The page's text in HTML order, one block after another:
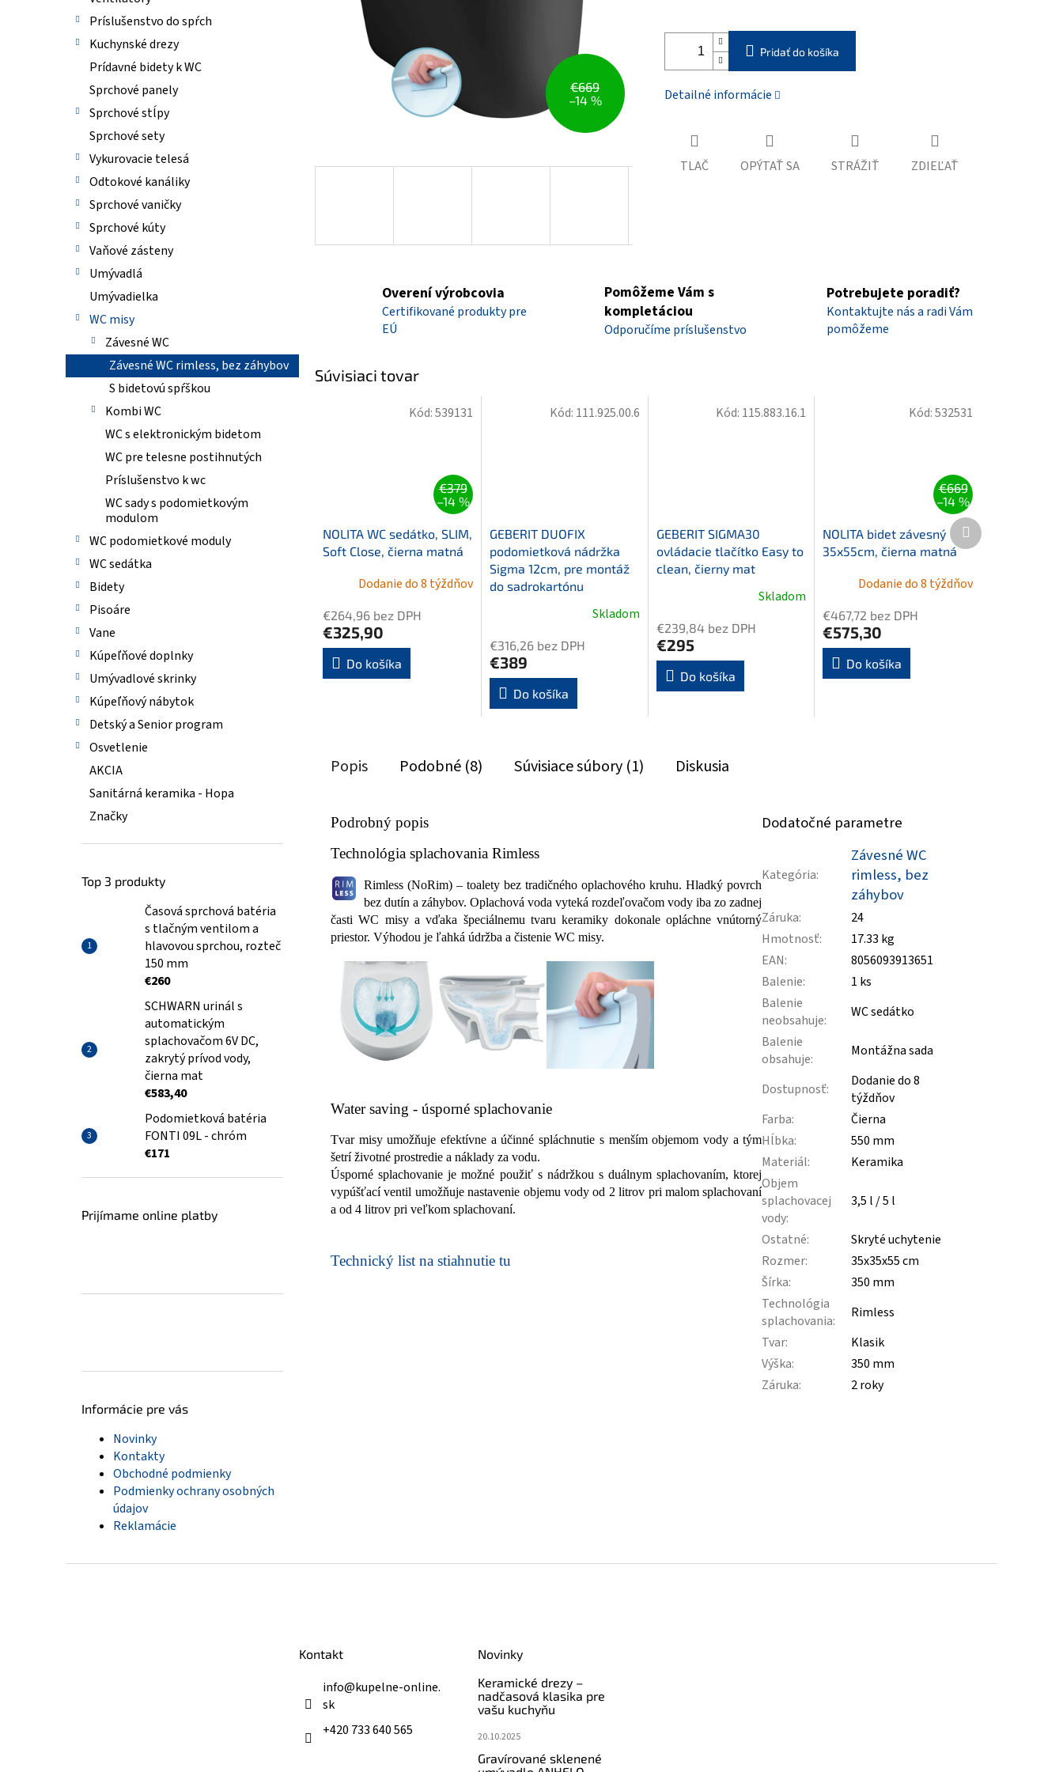
Príslušenstvo do spŕch
Kuchynské drezy
Prídavné bidety k WC
Sprchové panely
Sprchové stĺpy
Sprchové sety
Vykurovacie telesá
Odtokové kanáliky
Sprchové vaničky
Sprchové kúty
Vaňové zásteny
Umývadlá
Umývadielka
WC misy
Závesné WC
Závesné WC rimless, bez záhybov
S bidetovú spŕškou
Kombi WC
WC s elektronickým bidetom
WC pre telesne postihnutých
Príslušenstvo k wc
WC sady s podomietkovým
modulom
WC podomietkové moduly
WC sedátka
Bidety
Pisoáre
Vane
Kúpeľňové doplnky
Umývadlové skrinky
Kúpeľňový nábytok
Detský a Senior program
Osvetlenie
AKCIA
Sanitárná keramika - Hopa
Značky
Top 3 produkty
Časová sprchová batéria
s tlačným ventilom a
hlavovou sprchou, rozteč
150 mm
€260
SCHWARN urinál s
automatickým
splachovačom 6V DC,
zakrytý prívod vody,
čierna mat
€583,40
Podomietková batéria
FONTI 09L - chróm
€171
Prijímame online platby
Informácie pre vás
Novinky
Kontakty
Obchodné podmienky
Podmienky ochrany osobných
údajov
Reklamácie
€669
–14 %
Pridať do košíka
Detailné informácie
TLAČ OPÝTAŤ SA STRÁŽIŤ ZDIEĽAŤ
Overení výrobcovia
Certifikované produkty pre
EÚ
Pomôžeme Vám s
kompletáciou
Odporučíme príslušenstvo
Potrebujete poradiť?
Kontaktujte nás a radi Vám
pomôžeme
Súvisiaci tovar
€379
–14 %
NOLITA WC sedátko, SLIM,
Soft Close, čierna matná
Dodanie do 8 týždňov
€264,96 bez DPH
€325,90
Do košíka
Kód:539131
GEBERIT DUOFIX
podomietková nádržka
Sigma 12cm, pre montáž
do sadrokartónu
Skladom
€316,26 bez DPH
€389
Do košíka
Kód: 111.925.00.6
GEBERIT SIGMA30
ovládacie tlačítko Easy to
clean, čierny mat
Skladom
€239,84 bez DPH
€295
Do košíka
Kód: 115.883.16.1
€669
–14 %
NOLITA bidet závesný
35x55cm, čierna matná
Dodanie do 8 týždňov
€467,72 bez DPH
€575,30
Do košíka
Kód:532531
Ďalší
produkt
Popis Podobné (8) Súvisiace súbory (1) Diskusia
Podrobný popis
Technológia splachovania Rimless
Rimless (NoRim) – toalety bez tradičného oplachového kruhu. Hladký povrch
bez dutín a záhybov. Oplachová voda vyteká rozdeľovačom vody iba zo zadnej
časti WC misy a vďaka špeciálnemu tvaru keramiky dokonale opláchne vnútorný
priestor. Výhodou je ľahká údržba a čistenie WC misy.
Water saving - úsporné splachovanie
Tvar misy umožňuje efektívne a účinné spláchnutie s menším objemom vody a tým
šetrí životné prostredie a náklady za vodu.
Úsporné splachovanie je možné použiť s nádržkou s duálnym splachovaním, ktorej
vypúšťací ventil umožňuje nastavenie objemu vody od 2 litrov pri malom splachovaní
a od 4 litrov pri veľkom splachovaní.
Technický list na stiahnutie tu
Dodatočné parametre
Kategória:
Závesné WC
rimless, bez
záhybov
Záruka:
24
Hmotnosť:
17.33 kg
EAN:
8056093913651
Balenie:
1 ks
Balenie
neobsahuje:
WC sedátko
Balenie
obsahuje: Montážna sada
Dostupnosť:
Dodanie do 8
týždňov
Farba:
Čierna
Hĺbka:
550 mm
Materiál:
Keramika
Objem
splachovacej
vody:
3,5 l / 5 l
Ostatné:
Skryté uchytenie
Rozmer:
35x35x55 cm
Šírka:
350 mm
Technológia
splachovania:
Rimless
Tvar:
Klasik
Výška:
350 mm
Záruka: 2 roky
Kontakt
info@kupelne-online.
sk
+420 733 640 565
Novinky
Keramické drezy –
nadčasová klasika pre
vašu kuchyňu
20.10.2025
Gravírované sklenené